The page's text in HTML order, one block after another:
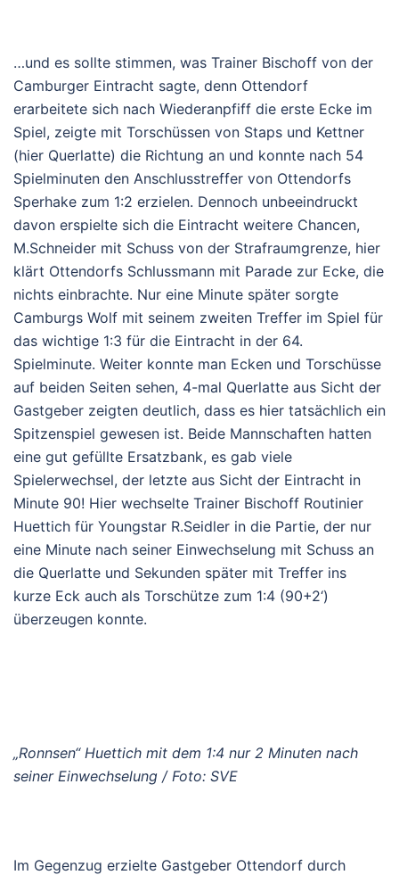
…und es sollte stimmen, was Trainer Bischoff von der
Camburger Eintracht sagte, denn Ottendorf
erarbeitete sich nach Wiederanpfiff die erste Ecke im
Spiel, zeigte mit Torschüssen von Staps und Kettner
(hier Querlatte) die Richtung an und konnte nach 54
Spielminuten den Anschlusstreffer von Ottendorfs
Sperhake zum 1:2 erzielen. Dennoch unbeeindruckt
davon erspielte sich die Eintracht weitere Chancen,
M.Schneider mit Schuss von der Strafraumgrenze, hier
klärt Ottendorfs Schlussmann mit Parade zur Ecke, die
nichts einbrachte. Nur eine Minute später sorgte
Camburgs Wolf mit seinem zweiten Treffer im Spiel für
das wichtige 1:3 für die Eintracht in der 64.
Spielminute. Weiter konnte man Ecken und Torschüsse
auf beiden Seiten sehen, 4-mal Querlatte aus Sicht der
Gastgeber zeigten deutlich, dass es hier tatsächlich ein
Spitzenspiel gewesen ist. Beide Mannschaften hatten
eine gut gefüllte Ersatzbank, es gab viele
Spielerwechsel, der letzte aus Sicht der Eintracht in
Minute 90! Hier wechselte Trainer Bischoff Routinier
Huettich für Youngstar R.Seidler in die Partie, der nur
eine Minute nach seiner Einwechselung mit Schuss an
die Querlatte und Sekunden später mit Treffer ins
kurze Eck auch als Torschütze zum 1:4 (90+2‘)
überzeugen konnte.
„Ronnsen“ Huettich mit dem 1:4 nur 2 Minuten nach
seiner Einwechselung / Foto: SVE
Im Gegenzug erzielte Gastgeber Ottendorf durch